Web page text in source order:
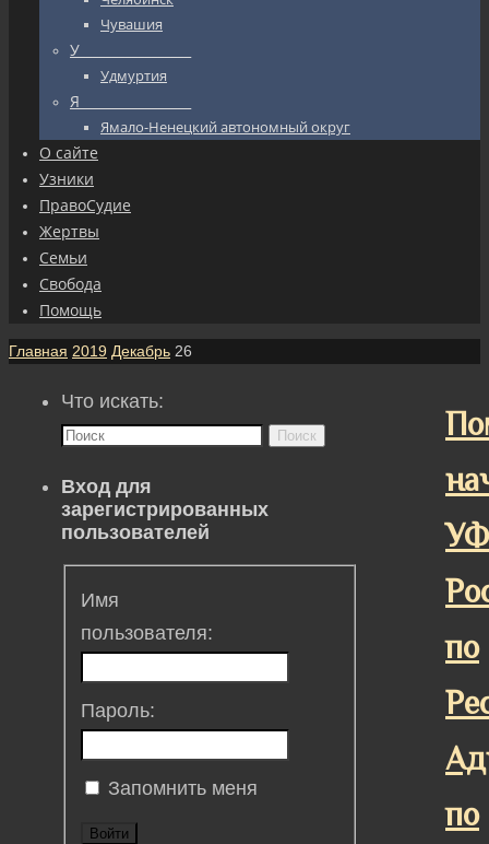
Чувашия
У_________________
Удмуртия
Я_________________
Ямало-Ненецкий автономный округ
О сайте
Узники
ПравоСудие
Жертвы
Семьи
Свобода
Помощь
Главная 2019 Декабрь 26
по
по
Что искать:
Поиск
Вход для
зарегистрированных
пользователей
Имя
пользователя:
Пароль:
Запомнить меня
Войти